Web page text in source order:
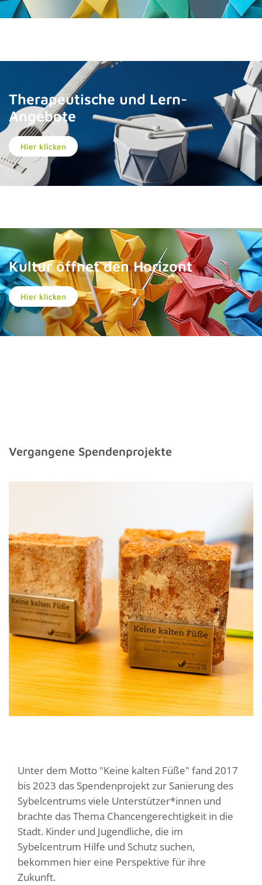
Therapeutische und Lern-
Angebote
Hier klicken
Kultur öffnet den Horizont
Hier klicken
Vergangene Spendenprojekte
Unter dem Motto "Keine kalten Füße" fand 2017
bis 2023 das Spendenprojekt zur Sanierung des
Sybelcentrums viele Unterstützer*innen und
brachte das Thema Chancengerechtigkeit in die
Stadt. Kinder und Jugendliche, die im
Sybelcentrum Hilfe und Schutz suchen,
bekommen hier eine Perspektive für ihre
Zukunft.